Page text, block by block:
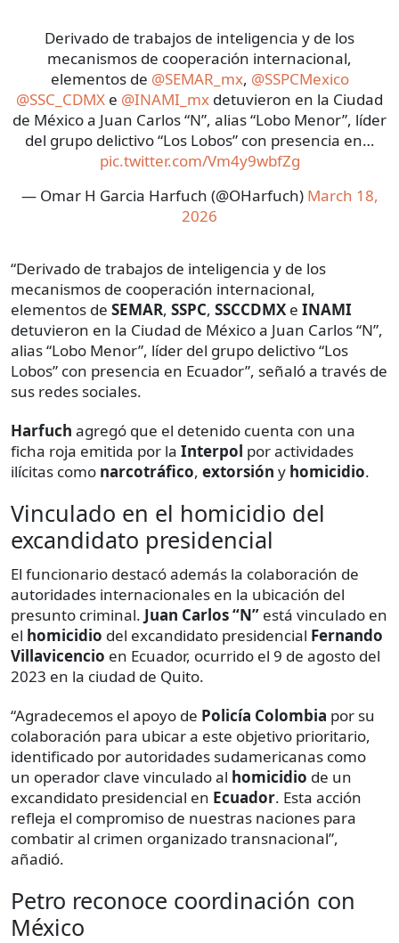
Derivado de trabajos de inteligencia y de los
mecanismos de cooperación internacional,
elementos de @SEMAR_mx, @SSPCMexico
@SSC_CDMX e @INAMI_mx detuvieron en la Ciudad
de México a Juan Carlos “N”, alias “Lobo Menor”, líder
del grupo delictivo “Los Lobos” con presencia en…
pic.twitter.com/Vm4y9wbfZg
— Omar H Garcia Harfuch (@OHarfuch) March 18,
2026
“Derivado de trabajos de inteligencia y de los
mecanismos de cooperación internacional,
elementos de SEMAR, SSPC, SSCCDMX e INAMI
detuvieron en la Ciudad de México a Juan Carlos “N”,
alias “Lobo Menor”, líder del grupo delictivo “Los
Lobos” con presencia en Ecuador”, señaló a través de
sus redes sociales.
Harfuch agregó que el detenido cuenta con una
ficha roja emitida por la Interpol por actividades
ilícitas como narcotráfico, extorsión y homicidio.
Vinculado en el homicidio del
excandidato presidencial
El funcionario destacó además la colaboración de
autoridades internacionales en la ubicación del
presunto criminal. Juan Carlos “N” está vinculado en
el homicidio del excandidato presidencial Fernando
Villavicencio en Ecuador, ocurrido el 9 de agosto del
2023 en la ciudad de Quito.
“Agradecemos el apoyo de Policía Colombia por su
colaboración para ubicar a este objetivo prioritario,
identificado por autoridades sudamericanas como
un operador clave vinculado al homicidio de un
excandidato presidencial en Ecuador. Esta acción
refleja el compromiso de nuestras naciones para
combatir al crimen organizado transnacional”,
añadió.
Petro reconoce coordinación con
México